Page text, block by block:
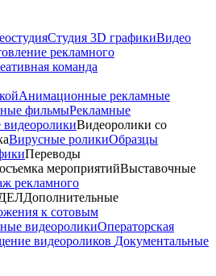
Студия 3D графикиВидео
рекламного
команда
Анимационные рекламные
фильмыРекламные
Видеоролики со
Вирусные роликиОбразцы
Переводы
мероприятийВыставочные
рекламного
Дополнительные
к сотовым
видеороликиОператорская
видеороликов Документальные